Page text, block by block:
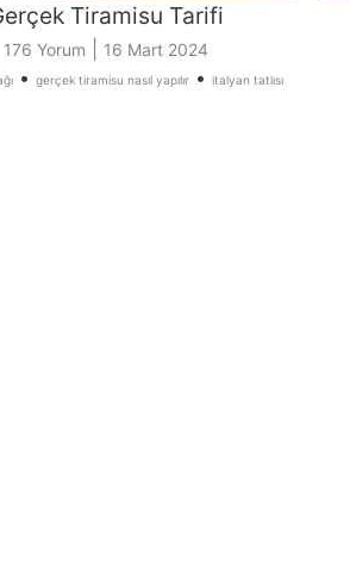
Tiramisu Tarifi
176 Yorum 16 Mart 2024
• gerçek tiramisu nasıl yapılır• italyan tatlısı